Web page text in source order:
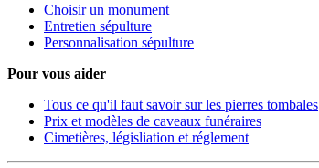
Choisir un monument
Entretien sépulture
Personnalisation sépulture
Pour vous aider
Tous ce qu'il faut savoir sur les pierres tombales
Prix et modèles de caveaux funéraires
Cimetières, législiation et réglement